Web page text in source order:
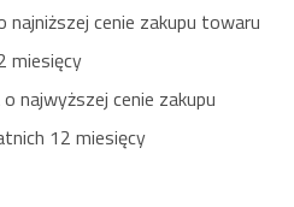
najniższej cenie zakupu towaru
miesięcy
najwyższej cenie zakupu
12 miesięcy